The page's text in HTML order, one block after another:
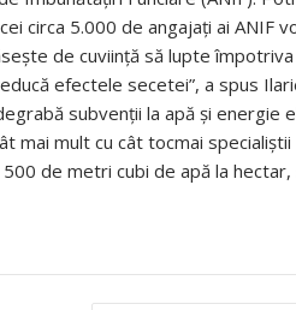
circa 5.000 de angajați ai ANIF
de cuviință să lupte
efectele secetei”, a spus
subvenții la apă și energie
mai mult cu cât tocmai
de metri cubi de apă la